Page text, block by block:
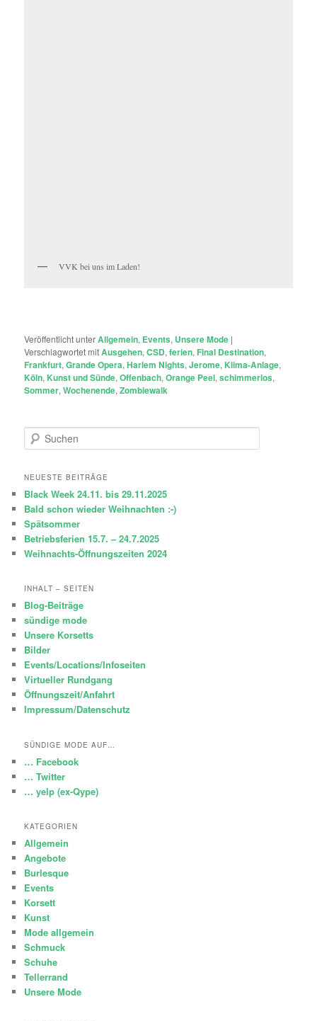
VVK bei uns im Laden!
Veröffentlicht unterAllgemein, Events, Unsere Mode |
Verschlagwortet mitAusgehen,CSD,ferien, Final Destination,
Frankfurt,Grande Opera,Harlem Nights,Jerome, Klima-Anlage,
Köln, Kunst und Sünde,Offenbach,Orange Peel,schimmerlos,
Sommer,Wochenende,Zombiewalk
u
h
n
NEUESTE BEITRÄGE
Black Week 24.11. bis 29.11.2025
Bald schon wieder Weihnachten :-)
Spätsommer
Betriebsferien 15.7. – 24.7.2025
Weihnachts-Öffnungszeiten 2024
INHALT – SEITEN
Blog-Beiträge
sündige mode
Unsere Korsetts
Bilder
Events/Locations/Infoseiten
Virtueller Rundgang
Öffnungszeit/Anfahrt
Impressum/Datenschutz
SÜNDIGE MODE AUF…
… Facebook
… Twitter
… yelp (ex-Qype)
KATEGORIEN
Allgemein
Angebote
Burlesque
Events
Korsett
Kunst
Mode allgemein
Schmuck
Schuhe
Tellerrand
Unsere Mode